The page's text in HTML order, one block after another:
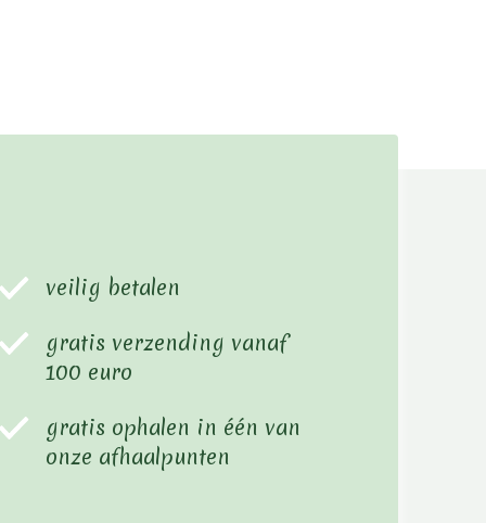
veilig betalen
gratis verzending vanaf
100 euro
gratis ophalen in één van
onze afhaalpunten